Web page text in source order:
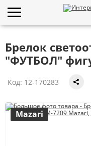
Брелок
"ФУТБОЛ"
Код: 12-170283
Mazari